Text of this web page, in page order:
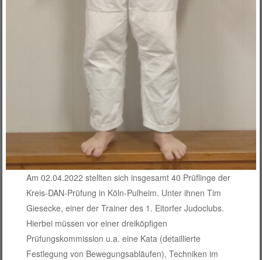
Am 02.04.2022 stellten sich insgesamt 40 Prüflinge der
Kreis-DAN-Prüfung in Köln-Pulheim. Unter ihnen Tim
Giesecke, einer der Trainer des 1. Eitorfer Judoclubs.
Hierbei müssen vor einer dreiköpfigen
Prüfungskommission u.a. eine Kata (detaillierte
Festlegung von Bewegungsabläufen), Techniken im